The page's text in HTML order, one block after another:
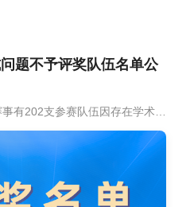
题不予评奖队伍名单公